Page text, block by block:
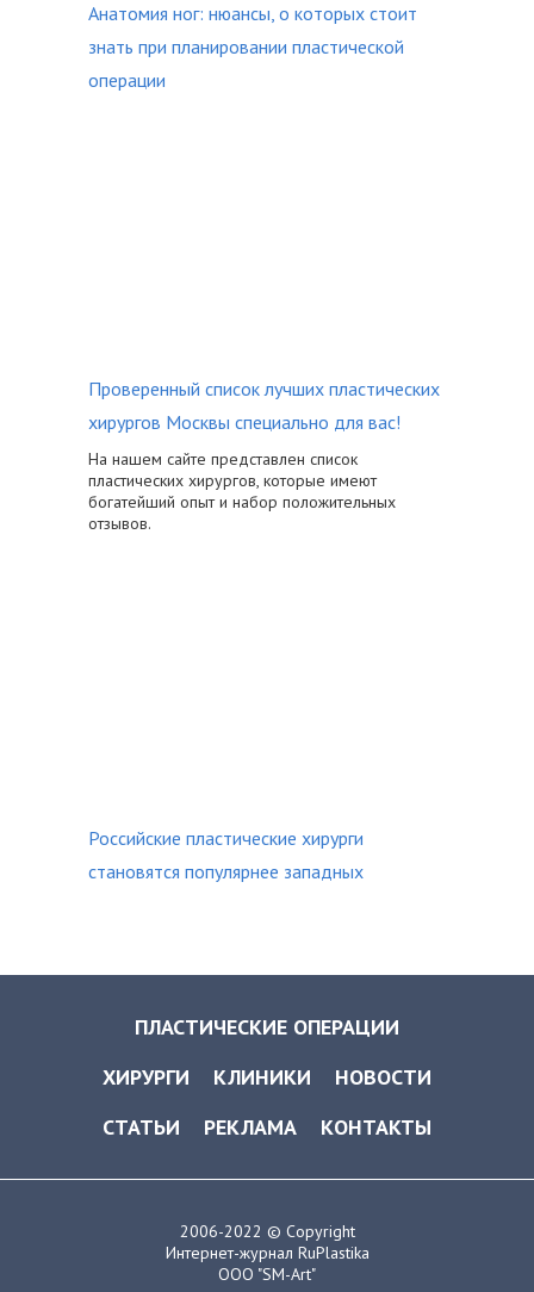
Анатомия ног: нюансы, о которых стоит
знать при планировании пластической
операции
Проверенный список лучших пластических
хирургов Москвы специально для вас!
На нашем сайте представлен список
пластических хирургов, которые имеют
богатейший опыт и набор положительных
отзывов.
Российские пластические хирурги
становятся популярнее западных
ПЛАСТИЧЕСКИЕ ОПЕРАЦИИ
ХИРУРГИ
КЛИНИКИ
НОВОСТИ
СТАТЬИ
РЕКЛАМА КОНТАКТЫ
2006-2022 © Copyright
Интернет-журнал RuPlastika
ООО "SM-Art"